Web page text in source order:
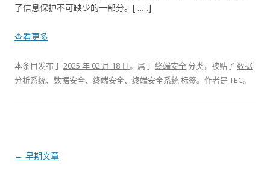
了信息保护不可缺少的一部分。[……]
查看更多
本条目发布于2025 年 02 月 18 日。属于终端安全分类，被贴了 数据
分析系统、 数据安全、 终端安全、 终端安全系统标签。 作者是TEC。
文章导航
← 早期文章